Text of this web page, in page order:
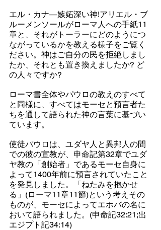
エル・カナ—嫉妬深い神!アリエル・ブ
ルーメンソールがローマ人への手紙11
章と、それがトーラーにどのようにつ
ながっているかを教える様子をご覧く
ださい。神はご自分の民を拒絶しまし
たか、それとも置き換えましたか? ど
の人々ですか?
ローマ書全体やパウロの教えのすべて
と同様に、すべてはモーセと預言者た
ちを通して語られた神の言葉に基づい
ています。
使徒パウロは、ユダヤ人と異邦人の間
での彼の宣教が、申命記第32章でユダ
ヤ教の「創始者」であるモーセ自身に
よって1400年前に預言されていたこと
を発見しました。「ねたみを抱かせ
る」(ローマ11章11節)という考えその
ものが、モーセによってエホバの名に
おいて語られました。(申命記32:21;出
エジプト記34:14)